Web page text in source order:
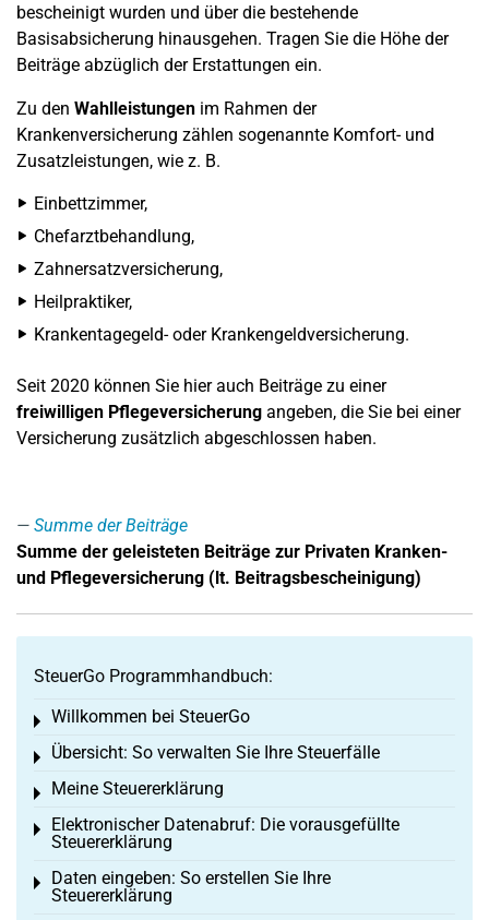
bescheinigt wurden und über die bestehende
Basisabsicherung hinausgehen. Tragen Sie die Höhe der
Beiträge abzüglich der Erstattungen ein.
Zu den Wahlleistungen im Rahmen der
Krankenversicherung zählen sogenannte Komfort- und
Zusatzleistungen, wie z. B.
Einbettzimmer,
Chefarztbehandlung,
Zahnersatzversicherung,
Heilpraktiker,
Krankentagegeld- oder Krankengeldversicherung.
Seit 2020 können Sie hier auch Beiträge zu einer
freiwilligen Pflegeversicherung angeben, die Sie bei einer
Versicherung zusätzlich abgeschlossen haben.
Summe der Beiträge
Summe der geleisteten Beiträge zur Privaten Kranken-
und Pflegeversicherung (lt. Beitragsbescheinigung)
SteuerGo Programmhandbuch:
Willkommen bei SteuerGo
Toggle menu
Übersicht: So verwalten Sie Ihre Steuerfälle
Toggle menu
Meine Steuererklärung
Toggle menu
Elektronischer Datenabruf: Die vorausgefüllte
Steuererklärung
Toggle menu
Daten eingeben: So erstellen Sie Ihre
Steuererklärung
Toggle menu